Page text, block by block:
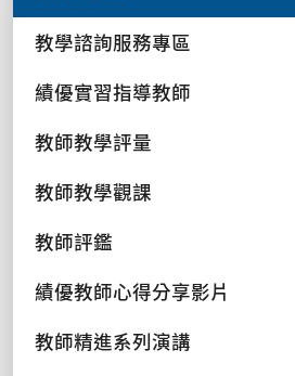
教學諮詢服務專區
績優實習指導教師
教師教學評量
教師教學觀課
教師評鑑
績優教師心得分享影片
教師精進系列演講